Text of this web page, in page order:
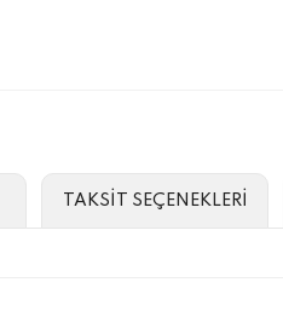
TAKSİT SEÇENEKLERİ